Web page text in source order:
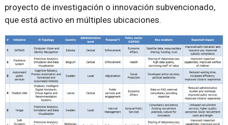
proyecto de investigación o innovación subvencionado,
que está activo en múltiples ubicaciones.